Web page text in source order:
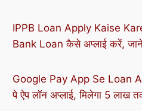
IPPB Loan Apply Kaise
Bank Loan कैसे अप्लाई करें, जाने
Google Pay App Se Loan
पे ऐप लॉन अप्लाई, मिलेगा 5 लाख